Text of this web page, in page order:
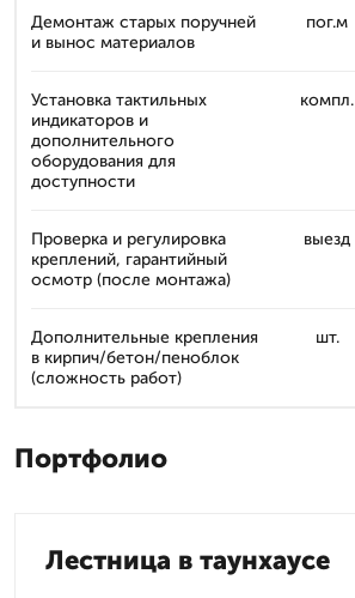
Демонтаж старых поручней
и вынос материалов
пог.м
Установка тактильных
индикаторов и
дополнительного
оборудования для
доступности
компл.
Проверка и регулировка
креплений, гарантийный
осмотр (после монтажа)
выезд
Дополнительные крепления
в кирпич/бетон/пеноблок
(сложность работ)
шт.
Портфолио
Лестница в таунхаусе